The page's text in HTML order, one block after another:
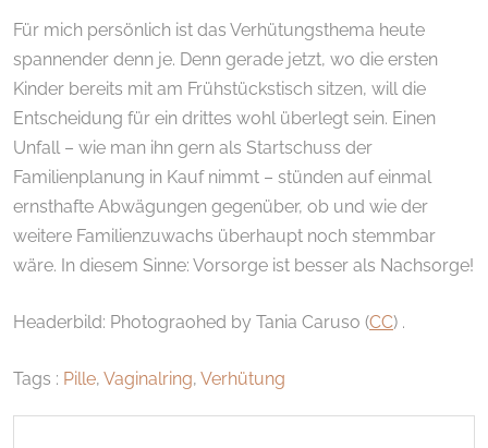
Für mich persönlich ist das Verhütungsthema heute
spannender denn je. Denn gerade jetzt, wo die ersten
Kinder bereits mit am Frühstückstisch sitzen, will die
Entscheidung für ein drittes wohl überlegt sein. Einen
Unfall – wie man ihn gern als Startschuss der
Familienplanung in Kauf nimmt – stünden auf einmal
ernsthafte Abwägungen gegenüber, ob und wie der
weitere Familienzuwachs überhaupt noch stemmbar
wäre. In diesem Sinne: Vorsorge ist besser als Nachsorge!
Headerbild: Photograohed by Tania Caruso (CC) .
Tags : Pille, Vaginalring, Verhütung